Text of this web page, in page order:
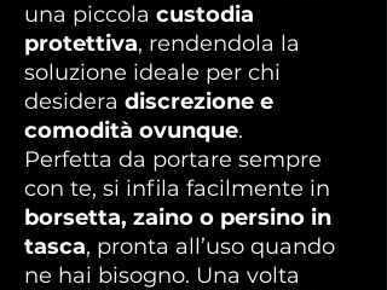
una piccola custodia
protettiva, rendendola la
soluzione ideale per chi
desidera discrezione e
comodità ovunque.
Perfetta da portare sempre
con te, si infila facilmente in
borsetta, zaino o persino in
tasca, pronta all’uso quando
ne hai bisogno. Una volta